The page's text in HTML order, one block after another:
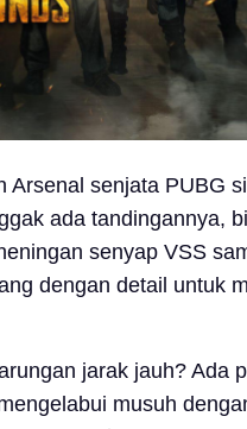
Arsenal senjata PUBG
ada tandingannya,
senyap VSS
dengan detail untuk
jarak jauh? Ada
musuh